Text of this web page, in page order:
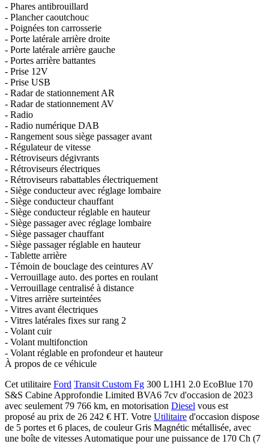
- Phares antibrouillard
- Plancher caoutchouc
- Poignées ton carrosserie
- Porte latérale arrière droite
- Porte latérale arrière gauche
- Portes arrière battantes
- Prise 12V
- Prise USB
- Radar de stationnement AR
- Radar de stationnement AV
- Radio
- Radio numérique DAB
- Rangement sous siège passager avant
- Régulateur de vitesse
- Rétroviseurs dégivrants
- Rétroviseurs électriques
- Rétroviseurs rabattables électriquement
- Siège conducteur avec réglage lombaire
- Siège conducteur chauffant
- Siège conducteur réglable en hauteur
- Siège passager avec réglage lombaire
- Siège passager chauffant
- Siège passager réglable en hauteur
- Tablette arrière
- Témoin de bouclage des ceintures AV
- Verrouillage auto. des portes en roulant
- Verrouillage centralisé à distance
- Vitres arrière surteintées
- Vitres avant électriques
- Vitres latérales fixes sur rang 2
- Volant cuir
- Volant multifonction
- Volant réglable en profondeur et hauteur
À propos de ce véhicule
Cet utilitaire Ford Transit Custom Fg 300 L1H1 2.0 EcoBlue 170
S&S Cabine Approfondie Limited BVA6 7cv d'occasion de 2023
avec seulement 79 766 km, en motorisation Diesel vous est
proposé au prix de 26 242 € HT. Votre Utilitaire d'occasion dispose
de 5 portes et 6 places, de couleur Gris Magnétic métallisée, avec
une boîte de vitesses Automatique pour une puissance de 170 Ch (7